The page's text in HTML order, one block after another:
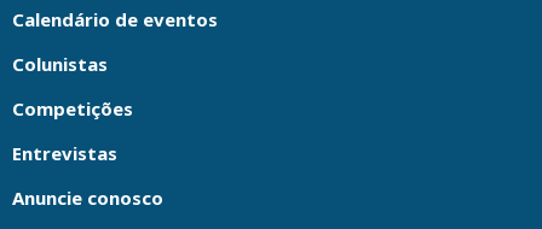
Calendário de eventos
Colunistas
Competições
Entrevistas
Anuncie conosco